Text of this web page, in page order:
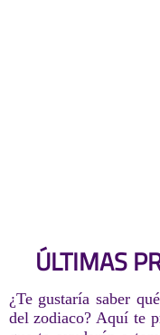
ÚLTIMAS
¿Te gustaría saber
del zodiaco? Aquí te